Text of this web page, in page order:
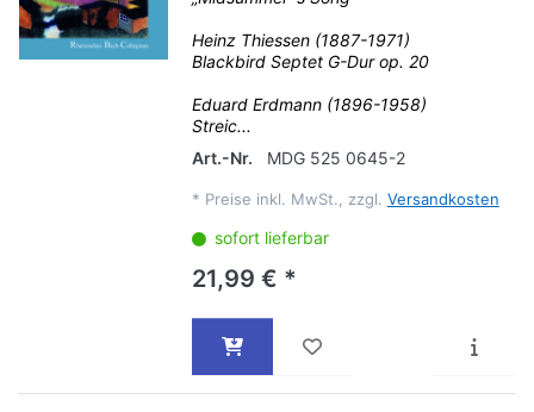
Heinz Thiessen (1887-1971)
Blackbird Septet G-Dur op. 20
Eduard Erdmann (1896-1958)
Streic...
Art.-Nr.
MDG 525 0645-2
* Preise inkl. MwSt., zzgl. Versandkosten
sofort lieferbar
21,99 € *